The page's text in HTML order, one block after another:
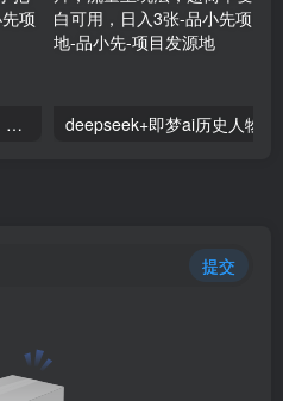
揭秘日入 500+ 的秘密武器，这个黑科技工具让你轻松致富，手把手教你操作，赚钱不是梦-品小先项目发源地
提交